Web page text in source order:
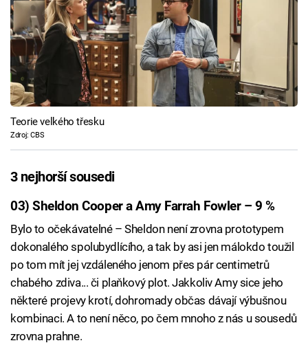
Teorie velkého třesku
Zdroj: CBS
3 nejhorší sousedi
03) Sheldon Cooper a Amy Farrah Fowler – 9 %
Bylo to očekávatelné – Sheldon není zrovna prototypem
dokonalého spolubydlícího, a tak by asi jen málokdo toužil
po tom mít jej vzdáleného jenom přes pár centimetrů
chabého zdiva... či plaňkový plot. Jakkoliv Amy sice jeho
některé projevy krotí, dohromady občas dávají výbušnou
kombinaci. A to není něco, po čem mnoho z nás u sousedů
zrovna prahne.